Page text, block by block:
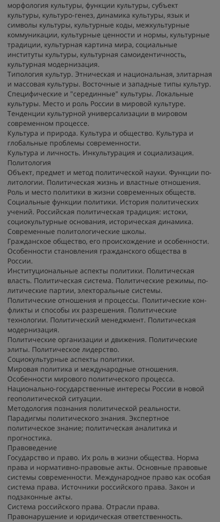
морфология культуры, функции культуры, субъект
культуры, культуро-генез, динамика культуры, язык и
символы культуры, культурные коды, межкультурные
коммуникации, культурные ценности и нормы, культурные
традиции, культурная картина мира, социальные
институты культуры, культурная самоидентичность,
культурная модернизация.
Типология культур. Этническая и национальная, элитарная
и массовая культуры. Восточные и западные типы культур.
Специфические и "серединные" культуры. Локальные
культуры. Место и роль России в мировой культуре.
Тенденции культурной универсализации в мировом
современном процессе.
Культура и природа. Культура и общество. Культура и
глобальные проблемы современности.
Культура и личность. Инкультурация и социализация.
Политология
Объект, предмет и метод политической науки. Функции по-
литологии. Политическая жизнь и властные отношения.
Роль и место политики в жизни современных обществ.
Социальные функции политики. История политических
учений. Российская политическая традиция: истоки,
социокультурные основания, историческая динамика.
Современные политологические школы.
Гражданское общество, его происхождение и особенности.
Особенности становления гражданского общества в
России.
Институциональные аспекты политики. Политическая
власть. Политическая система. Политические режимы, по-
литические партии, электоральные системы.
Политические отношения и процессы. Политические кон-
фликты и способы их разрешения. Политические
технологии. Политический менеджмент. Политическая
модернизация.
Политические организации и движения. Политические
элиты. Политическое лидерство.
Социокультурные аспекты политики.
Мировая политика и международные отношения.
Особенности мирового политического процесса.
Национально-государственные интересы России в новой
геополитической ситуации.
Методология познания политической реальности.
Парадигмы политического знания. Экспертное
политическое знание; политическая аналитика и
прогностика.
Правоведение
Государство и право. Их роль в жизни общества. Норма
права и нормативно-правовые акты. Основные правовые
системы современности. Международное право как особая
система права. Источники российского права. Закон и
подзаконные акты.
Система российского права. Отрасли права.
Правонарушение и юридическая ответственность.